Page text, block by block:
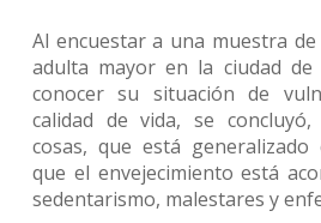
Al encuestar a una muestra
adulta mayor en la ciudad de
conocer su situación de
calidad de vida, se
cosas, que está
que el envejecimiento está
sedentarismo, malestares y